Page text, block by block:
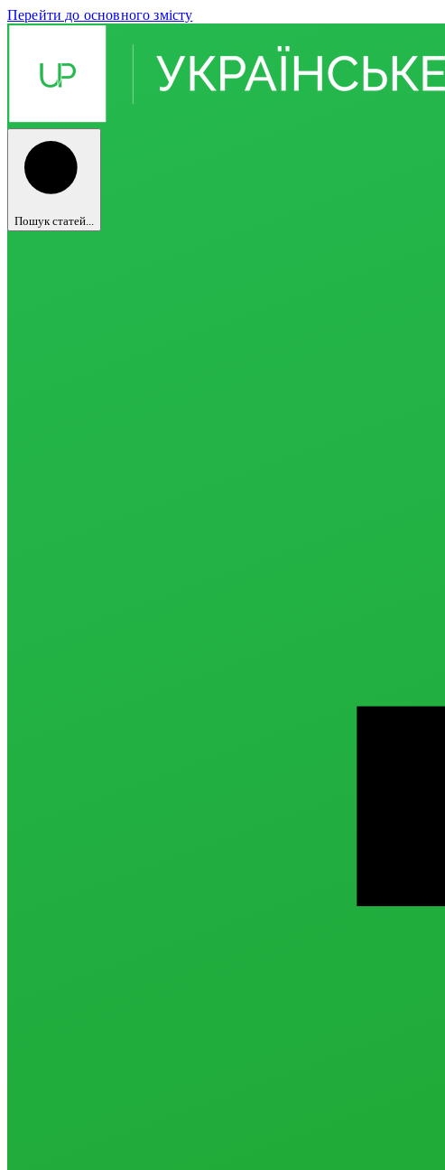
Перейти до основного змісту
Пошук статей...